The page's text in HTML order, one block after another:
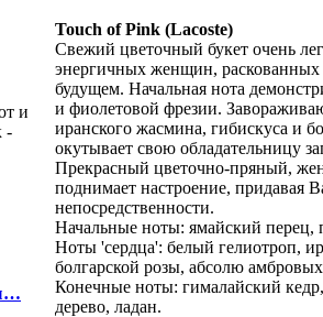
и
-
Touch of Pink (Lacoste)
Свежий цветочный букет очень
энергичных женщин,
будущем. Начальная нота
и фиолетовой фрезии.
иранского жасмина, гибискуса и
окутывает свою обладательницу
Прекрасный цветочно-пряный,
поднимает настроение, придавая
непосредственности.
Начальные ноты: ямайский перец,
Ноты 'сердца': белый гелиотроп,
болгарской розы, абсолю амбровых
Конечные ноты: гималайский
дерево, ладан.